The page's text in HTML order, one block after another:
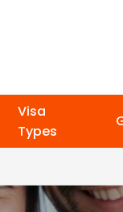
Visa
Types